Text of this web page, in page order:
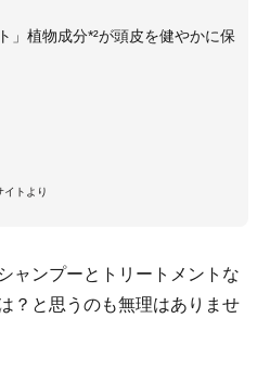
」植物成分*²が頭皮を健やかに保
イトより
ャンプーとトリートメントな
？と思うのも無理はありませ